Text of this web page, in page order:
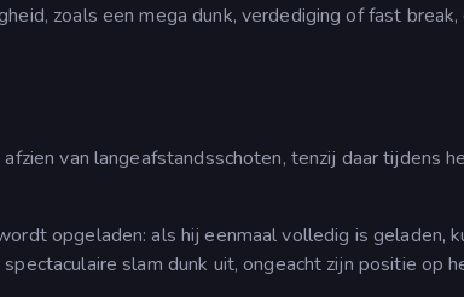
zoals een mega dunk, verdediging of fast break,
van langeafstandsschoten, tenzij daar tijdens
opgeladen: als hij eenmaal volledig is geladen,
slam dunk uit, ongeacht zijn positie op